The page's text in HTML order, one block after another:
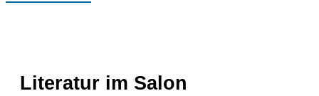
Literatur im Salon